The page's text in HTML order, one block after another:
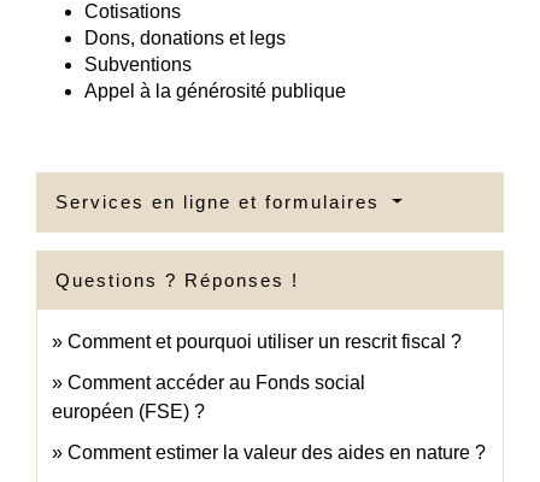
Cotisations
Dons, donations et legs
Subventions
Appel à la générosité publique
Services en ligne et formulaires
Questions ? Réponses !
Comment et pourquoi utiliser un rescrit fiscal ?
Comment accéder au Fonds social
européen (FSE) ?
Comment estimer la valeur des aides en nature ?